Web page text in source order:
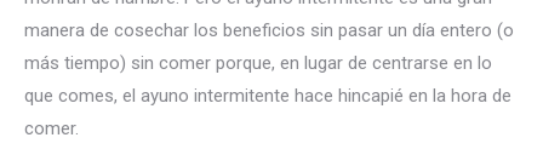
manera de cosechar los beneficios sin pasar un día entero (o
más tiempo) sin comer porque, en lugar de centrarse en lo
que comes, el ayuno intermitente hace hincapié en la hora de
comer.